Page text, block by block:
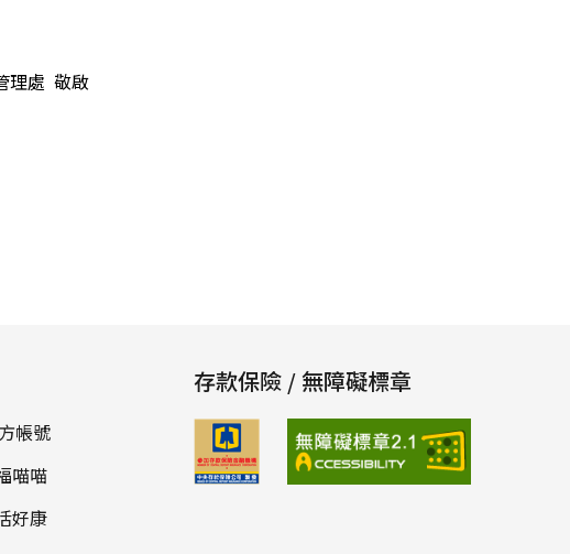
理處 敬啟
帳號
喵喵
好康
存款保險 / 無障礙標章